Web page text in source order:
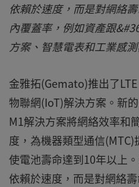
依賴於速度，而是對網絡
內覆蓋率，例如資產跟
方案、智慧電表和工業感測
金雅拓(Gemato)推出了
物聯網(IoT)解決方案。新
M1解決方案將網絡效率和
度，為機器類型通信(MTC)
使電池壽命達到10年以上
依賴於速度，而是對網絡